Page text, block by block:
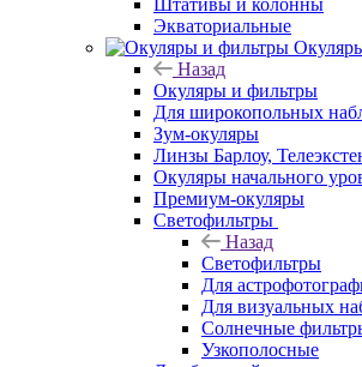
Штативы и колонны
Экваториальные
Назад
Окуляры и фильтры
Для широкопольных
Зум-окуляры
Линзы Барлоу,
Окуляры начального
Премиум-окуляры
Светофильтры
Назад
Светофильтры
Для
Для визуальных
Солнечные
Узкополосные